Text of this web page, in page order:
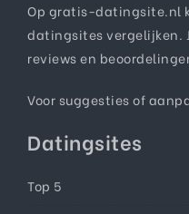
Op gratis-datingsite.nl
datingsites vergelijken.
reviews en
Voor suggesties of
Datingsites
Top 5